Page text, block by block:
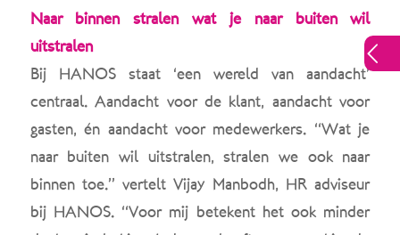
Naar binnen stralen wat je naar buiten wil
uitstralen
Bij HANOS staat ‘een wereld van aandacht’
centraal. Aandacht voor de klant, aandacht voor
gasten, én aandacht voor medewerkers. “Wat je
naar buiten wil uitstralen, stralen we ook naar
binnen toe.” vertelt Vijay Manbodh, HR adviseur
bij HANOS. “Voor mij betekent het ook minder